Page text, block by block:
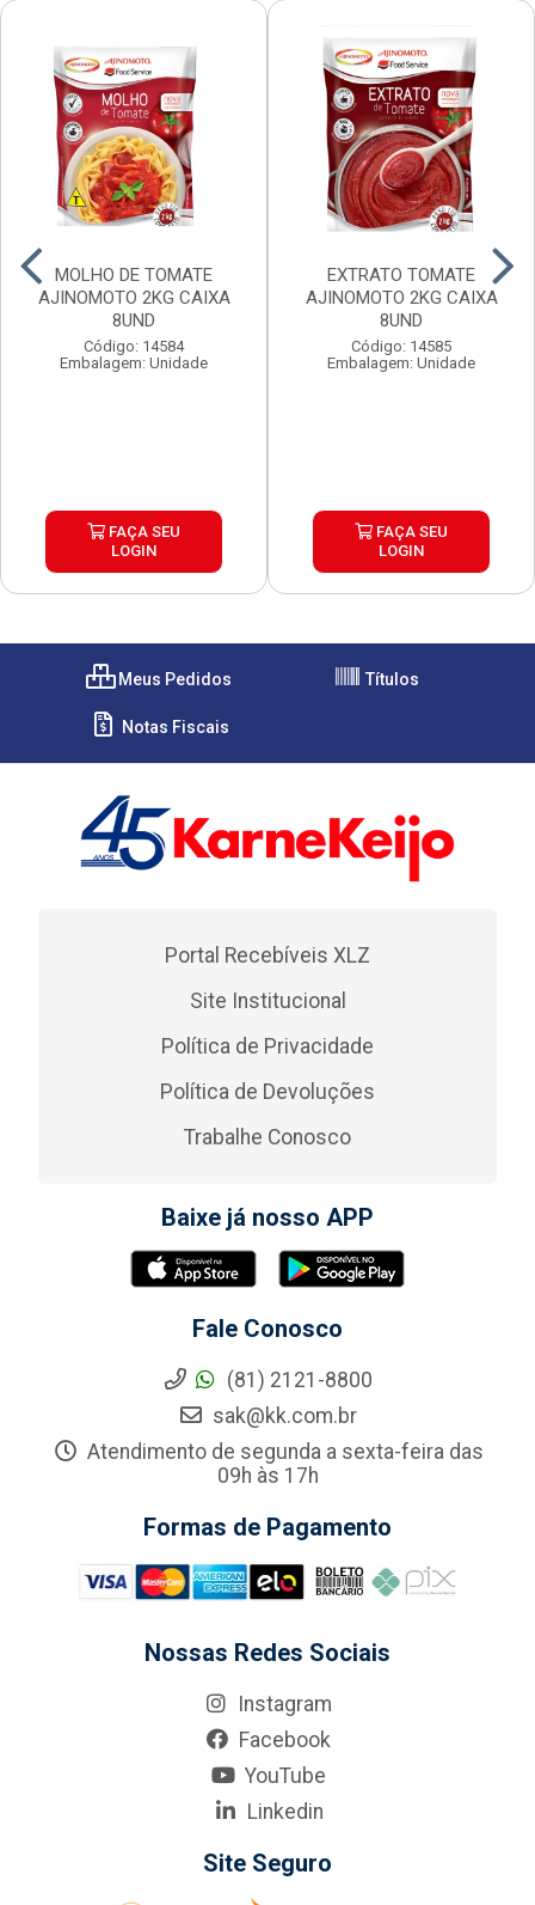
MOLHO DE TOMATE
AJINOMOTO 2KG CAIXA
8UND
Código: 14584
Embalagem: Unidade
FAÇA SEU
LOGIN
EXTRATO TOMATE
AJINOMOTO 2KG CAIXA
8UND
Código: 14585
Embalagem: Unidade
FAÇA SEU
LOGIN
Meus Pedidos Títulos
Notas Fiscais
Portal Recebíveis XLZ
Site Institucional
Política de Privacidade
Política de Devoluções
Trabalhe Conosco
Baixe já nosso APP
Fale Conosco
(81) 2121-8800
sak@kk.com.br
Atendimento de segunda a sexta-feira das
09h às 17h
Formas de Pagamento
Nossas Redes Sociais
Instagram
Facebook
YouTube
Linkedin
Site Seguro